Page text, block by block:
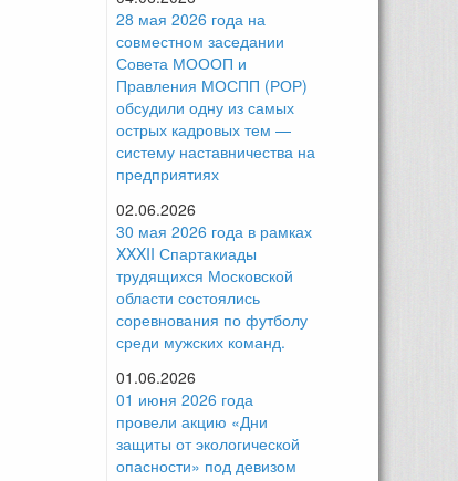
28 мая 2026 года на
совместном заседании
Совета МОООП и
Правления МОСПП (РОР)
обсудили одну из самых
острых кадровых тем —
систему наставничества на
предприятиях
02.06.2026
30 мая 2026 года в рамках
XXXII Спартакиады
трудящихся Московской
области состоялись
соревнования по футболу
среди мужских команд.
01.06.2026
01 июня 2026 года
провели акцию «Дни
защиты от экологической
опасности» под девизом